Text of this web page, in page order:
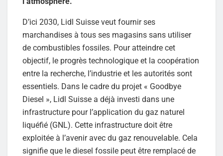
D’ici 2030, Lidl Suisse veut fournir ses
marchandises à tous ses magasins sans utiliser
de combustibles fossiles. Pour atteindre cet
objectif, le progrès technologique et la coopération
entre la recherche, l’industrie et les autorités sont
essentiels. Dans le cadre du projet « Goodbye
Diesel », Lidl Suisse a déjà investi dans une
infrastructure pour l’application du gaz naturel
liquéfié (GNL). Cette infrastructure doit être
exploitée à l’avenir avec du gaz renouvelable. Cela
signifie que le diesel fossile peut être remplacé de